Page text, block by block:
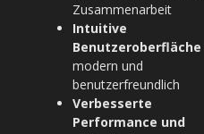
Zusammenarbeit
Intuitive
Benutzeroberfläche
modern und
benutzerfreundlich
Verbesserte
Performance und